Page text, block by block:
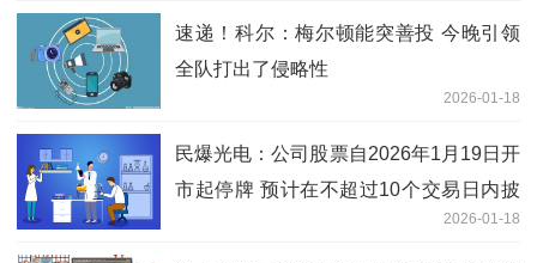
速递！科尔：梅尔顿能突善投 今晚引领
全队打出了侵略性
2026-01-18
民爆光电：公司股票自2026年1月19日开
市起停牌 预计在不超过10个交易日内披
2026-01-18